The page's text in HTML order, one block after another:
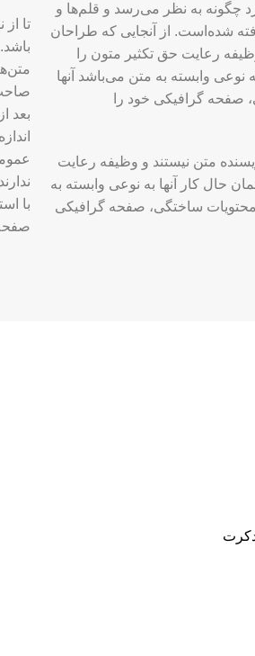
چگونه به نظر می‌رسد و قلم‌ها و
شده‌است. از آنجایی که طراحان
رعایت حق تکثیر متون را
نوعی وابسته به متن می‌باشد آنها
صفحه گرافیکی خود را
متن نیستند و وظیفه رعایت
حال کار آنها به نوعی وابسته به
محتویات ساختگی، صفحه گرافیکی
تا
بعد
با